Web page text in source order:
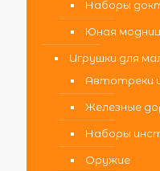
Наборы
Юная
Игрушки для
Автотреки
Железные
Наборы
Оружие